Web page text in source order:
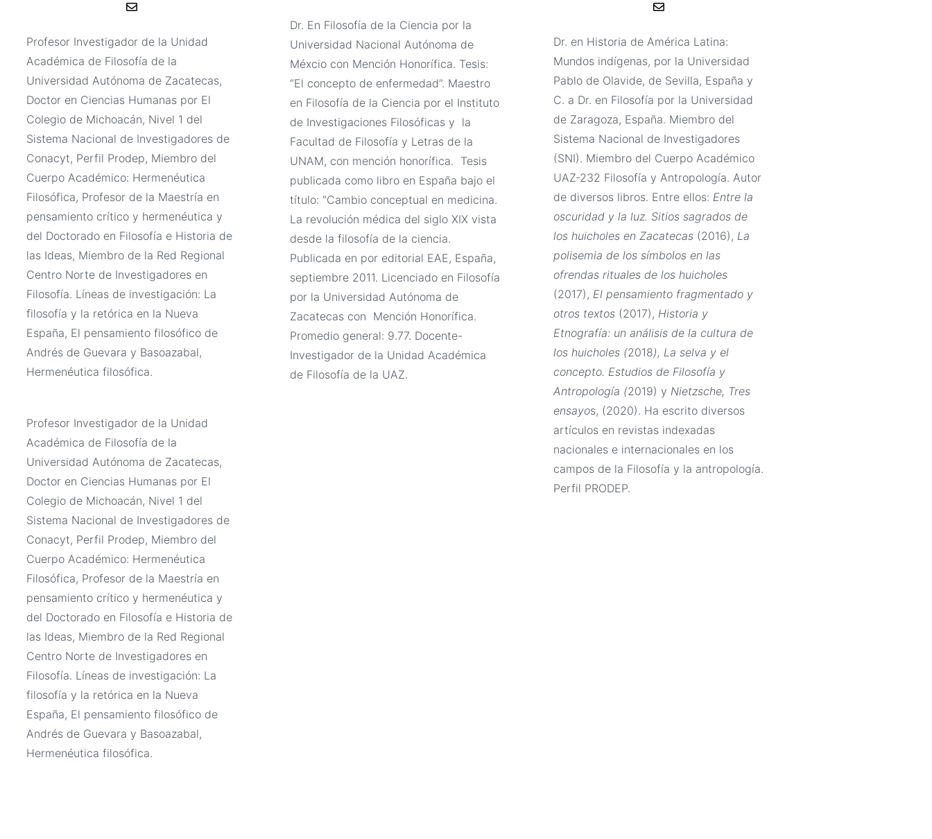
n
l
o
p
e
Profesor Investigador de la Unidad
Académica de Filosofía de la
Universidad Autónoma de Zacatecas,
Doctor en Ciencias Humanas por El
Colegio de Michoacán, Nivel 1 del
Sistema Nacional de Investigadores de
Conacyt, Perfil Prodep, Miembro del
Cuerpo Académico: Hermenéutica
Filosófica, Profesor de la Maestría en
pensamiento crítico y hermenéutica y
del Doctorado en Filosofía e Historia de
las Ideas, Miembro de la Red Regional
Centro Norte de Investigadores en
Filosofía. Líneas de investigación: La
filosofía y la retórica en la Nueva
España, El pensamiento filosófico de
Andrés de Guevara y Basoazabal,
Hermenéutica filosófica.
Profesor Investigador de la Unidad
Académica de Filosofía de la
Universidad Autónoma de Zacatecas,
Doctor en Ciencias Humanas por El
Colegio de Michoacán, Nivel 1 del
Sistema Nacional de Investigadores de
Conacyt, Perfil Prodep, Miembro del
Cuerpo Académico: Hermenéutica
Filosófica, Profesor de la Maestría en
pensamiento crítico y hermenéutica y
del Doctorado en Filosofía e Historia de
las Ideas, Miembro de la Red Regional
Centro Norte de Investigadores en
Filosofía. Líneas de investigación: La
filosofía y la retórica en la Nueva
España, El pensamiento filosófico de
Andrés de Guevara y Basoazabal,
Hermenéutica filosófica.
l
o
p
e
Dr. En Filosofía de la Ciencia por la
Universidad Nacional Autónoma de
Méxcio con Mención Honorífica. Tesis:
“El concepto de enfermedad”. Maestro
en Filosofía de la Ciencia por el Instituto
de Investigaciones Filosóficas y la
Facultad de Filosofía y Letras de la
UNAM, con mención honorífica. Tesis
publicada como libro en España bajo el
título: “Cambio conceptual en medicina.
La revolución médica del siglo XIX vista
desde la filosofía de la ciencia.
Publicada en por editorial EAE, España,
septiembre 2011. Licenciado en Filosofía
por la Universidad Autónoma de
Zacatecas con Mención Honorífica.
Promedio general: 9.77. Docente-
Investigador de la Unidad Académica
de Filosofía de la UAZ.
n
l
o
p
e
Dr. en Historia de América Latina:
Mundos indígenas, por la Universidad
Pablo de Olavide, de Sevilla, España y
C. a Dr. en Filosofía por la Universidad
de Zaragoza, España. Miembro del
Sistema Nacional de Investigadores
(SNI). Miembro del Cuerpo Académico
UAZ-232 Filosofía y Antropología. Autor
de diversos libros. Entre ellos: Entre la
oscuridad y la luz. Sitios sagrados de
los huicholes en Zacatecas(2016), La
polisemia de los símbolos en las
ofrendas rituales de los huicholes
(2017), El pensamiento fragmentado y
otros textos (2017), Historia y
Etnografía: un análisis de la cultura de
los huicholes (2018), La selva y el
concepto. Estudios de Filosofía y
Antropología (2019) y Nietzsche, Tres
ensayos, (2020). Ha escrito diversos
artículos en revistas indexadas
nacionales e internacionales en los
campos de la Filosofía y la antropología.
Perfil PRODEP.